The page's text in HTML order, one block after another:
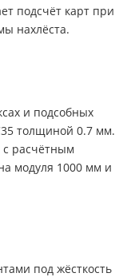
подсчёт карт при
нахлёста.
и подсобных
толщиной 0.7 мм.
с расчётным
модуля 1000 мм и
под жёсткость